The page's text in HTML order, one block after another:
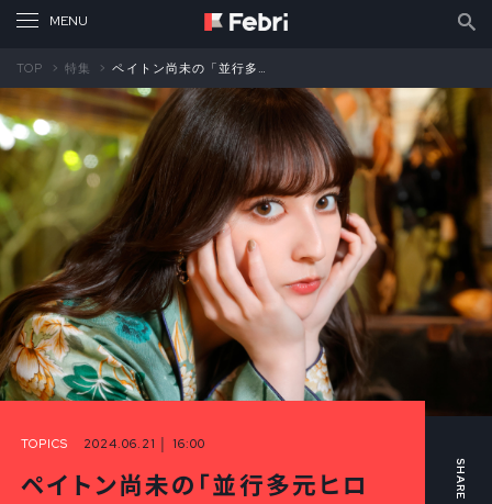
TOP 特集 ペイトン尚未の「並行多元ヒロインズ」第12回 俺のお気に入りの和カフェでギャル店員が働き始めた（前編）
TOPICS 2024.06.21 │ 16:00
ペイトン尚未の「並行多元ヒロ